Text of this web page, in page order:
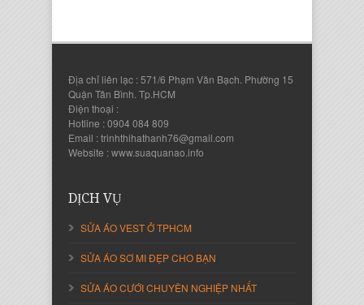
Nguyễn Thanh Sang
Địa chỉ liên lạc : 571/6 Phạm Văn Bạch. Phường 15
Quận Tân Bình. Tp.HCM
Điện thoại :
Hotline : 0904 084 809
Email : trinhthihathanh76@gmail.com
Website : www.suaquanao.info
DỊCH VỤ
SỬA ÁO VEST Ở TPHCM
SỬA ÁO SƠ MI ĐẸP CHO BẠN
SỬA ÁO CƯỚI CHUYÊN NGHIỆP NHẤT